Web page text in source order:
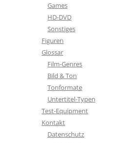
Games
HD-DVD
Sonstiges
Figuren
Glossar
Film-Genres
Bild & Ton
Tonformate
Untertitel-Typen
Test-Equipment
Kontakt
Datenschutz